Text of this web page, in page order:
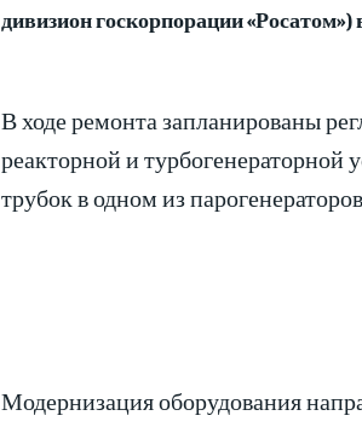
дивизион госкорпорации
В ходе ремонта запланированы
реакторной и турбогенераторной
трубок в одном из
Модернизация оборудования